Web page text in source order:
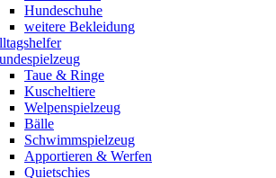
Hundeschuhe
weitere Bekleidung
Taue & Ringe
Kuscheltiere
Welpenspielzeug
Bälle
Schwimmspielzeug
Apportieren & Werfen
Quietschies